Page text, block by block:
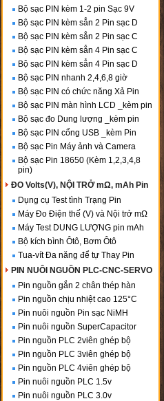
Bộ sạc PIN kèm 1-2 pin Sạc 9V
Bộ sạc PIN kèm sẳn 2 Pin sạc D
Bộ sạc PIN kèm sẳn 2 Pin sạc C
Bộ sạc PIN kèm sẳn 4 Pin sạc C
Bộ sạc PIN kèm sẳn 4 Pin sạc D
Bộ sạc PIN nhanh 2,4,6,8 giờ
Bộ sạc PIN có chức năng Xả Pin
Bộ sạc PIN màn hình LCD _kèm pin
Bộ sạc đo Dung lượng _kèm pin
Bộ sạc PIN cổng USB _kèm Pin
Bộ sạc Pin Máy ảnh và Camera
Bộ sạc Pin 18650 (Kèm 1,2,3,4,8
pin)
ĐO Volts(V), NỘI TRỞ mΩ, mAh Pin
Dụng cụ Test tình Trạng Pin
Máy Đo Điện thế (V) và Nội trở mΩ
Máy Test DUNG LƯỢNG pin mAh
Bộ kích bình Ôtô, Bơm Ôtô
Tua-vít Đa năng để tự Thay Pin
PIN NUÔI NGUỒN PLC-CNC-SERVO
Pin nguồn gắn 2 chân thép hàn
Pin nguồn chịu nhiệt cao 125°C
Pin nuôi nguồn Pin sạc NiMH
Pin nuôi nguồn SuperCapacitor
Pin nguồn PLC 2viên ghép bộ
Pin nguồn PLC 3viên ghép bộ
Pin nguồn PLC 4viên ghép bộ
Pin nuôi nguồn PLC 1.5v
Pin nuôi nguồn PLC 3.0v